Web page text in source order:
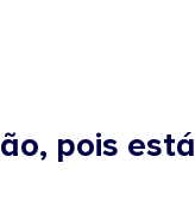
pois está